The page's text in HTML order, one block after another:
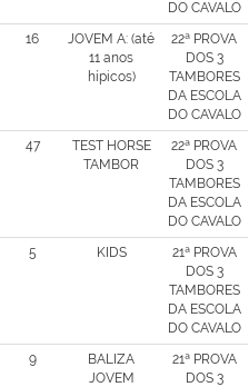
DO CAVALO
16
JOVEM A: (até
11 anos
hípicos)
22ª PROVA
DOS 3
TAMBORES
DA ESCOLA
DO CAVALO
47
TEST HORSE
TAMBOR
22ª PROVA
DOS 3
TAMBORES
DA ESCOLA
DO CAVALO
5 KIDS
21ª PROVA
DOS 3
TAMBORES
DA ESCOLA
DO CAVALO
9
BALIZA
JOVEM
21ª PROVA
DOS 3